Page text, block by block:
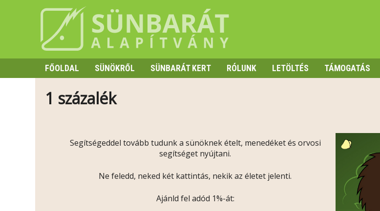
FŐOLDAL
SÜNÖKRŐL
HIBERNÁCIÓ
SÜNBARÁT KERT RÓLUNK LETÖLTÉS TÁMOGATÁS
1 százalék
Segítségeddel tovább tudunk a sünöknek ételt, menedéket és orvosi
segítséget nyújtani.
Ne feledd, neked két kattintás, nekik az életet jelenti.
Ajánld fel adód 1%-át: